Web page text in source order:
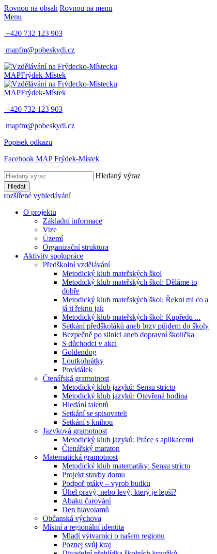
Rovnou na obsah Rovnou na menu
Menu
+420 732 123 903
mapfm@pobeskydi.cz
MAPFrýdek-Místek
MAPFrýdek-Místek
+420 732 123 903
mapfm@pobeskydi.cz
Popisek odkazu
Facebook MAP Frýdek-Místek
Hledaný výraz
Hledat
rozšířené vyhledávání
O projektu
Základní informace
Vize
Území
Organizační struktura
Aktivity spolupráce
Předškolní vzdělávání
Metodický klub mateřských škol
Metodický klub mateřských škol: Děláme to
dobře
Metodický klub mateřských škol: Řekni mi co a
já ti řeknu jak
Metodický klub mateřských škol: Kupředu ...
Setkání předškoláků aneb brzy půjdem do školy
Bezpečně po silnici aneb dopravní školička
S důchodci v akci
Goldendog
Loutkohrátky
Povídálek
Čtenářská gramotnost
Metodický klub jazyků: Sensu stricto
Metodický klub jazyků: Otevřená hodina
Hledání talentů
Setkání se spisovateli
Setkání s knihou
Jazyková gramotnost
Metodický klub jazyků: Práce s aplikacemi
Čtenářský maraton
Matematická gramotnost
Metodický klub matematiky: Sensu stricto
Projekt stavby domu
Podpoř ptáky – vyrob budku
Úhel pravý, nebo levý, který je lepší?
Abaku čarování
Den hlavolamů
Občanská výchova
Místní a regionální identita
Mladí výtvarníci o našem regionu
Poznej svůj kraj